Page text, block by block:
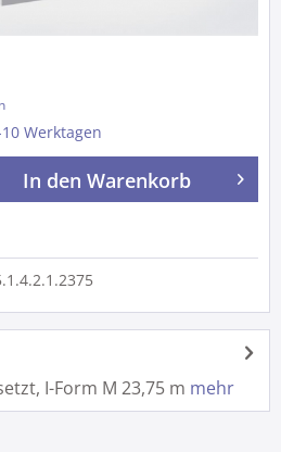
Werktagen
In den Warenkorb
I-Form M 23,75 m mehr